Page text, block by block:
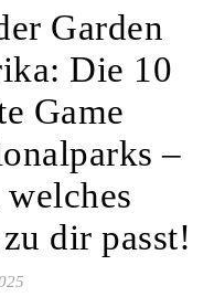
Garden
Die 10
Game
–
dir passt!